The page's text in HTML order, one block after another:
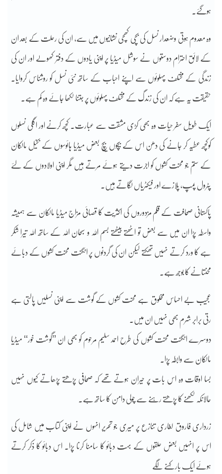
ہوگئے۔
وہ معدوم ہوتی وضعدار نسل کی بچی کھچی نشانیوں میں سے، ان کی رحلت کے بعد ان
کے لائق احترام دوستوں نے سوشل میڈیا پر اپنی یادوں کے دفتر کھولے اور ان کی
زندگی کے مختلف پہلوئوں سے اپنے احباب کے ساتھ نئی نسل کو روشناس کروایا۔
حقیقت یہ ہے کہ ان کی زندگ کے مختلف پہلوئوں پر جتنا لکھا جائے وہ کم ہے۔
ایک طویل سفر حیات وہ بھی کڑی مشقت سے عبارت۔ کچھ کرنے اور اگلی نسلوں
کوکچھ عطیہ کر جانے کی دھن اس کے بیچوں بیچ بعض میڈیا ہائوسوں کے بخیل مالکان
کے ستم جو محنت کشوں کو اجرت دیتے ہوئے مرتے ہیں مگر اپنی اولادوں کے لئے
پٹرول پمپ، پلازے اور فیکٹریاں لگاتے ہیں۔
پاکستانی صحافت کے قلم مزدوروں کی اکثریت کا قصائی مزاج میڈیا مالکان سے ہمیشہ
واسطہ پڑا ان میں سے بعض تو اٹھتے بیٹھتے بسم اللہ و سبحان اللہ کے ساتھ اللہ تیرا شکر
ہے کا ورد کرتے نہیں تھکتے لیکن ان کی گردنوں پر انگنت محنت کشوں کے دبائے
محنتانے کا بوجھ ہے۔
عجیب بے احساس مخلوق ہے محنت کشوں کے گوشت سے اپنی نسلیں پالتی ہے
رتی برابر شرم بھی نہیں ان میں۔
دوسرے انگنت محنت کشوں کی طرح احمد سلیم مرحوم کو بھی ان ’’گوشت خور‘‘ میڈیا
مالکان سے وابطہ پڑا۔
بسا اوقات وہ اس بات پر حیران ہوتے تھے کہ صحافی پڑھتے پڑھاتے کیوں نہیں
حالانکہ لکھنے کا پڑھتے رہنے سے چولی دامن کا ساتھ ہے۔
زرداری فاروق لغاری تنازع پر میری جو تحریر انہوں نے اپنی کتاب میں شامل کی
اس پر انہیں بعض حلقوں کے بہت دبائو کا سامنا کرنا پڑا۔ اس دبائو کا ذکر کرتے
ہوئے ایک بار کہنے لگے